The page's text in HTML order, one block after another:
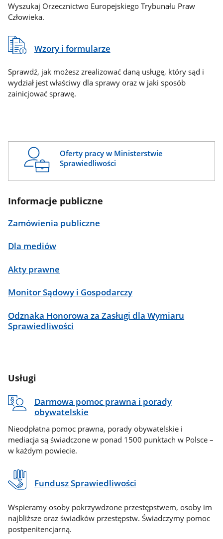
Wyszukaj Orzecznictwo Europejskiego Trybunału Praw
Człowieka.
Wzory i formularze
Sprawdź, jak możesz zrealizować daną usługę, który sąd i
wydział jest właściwy dla sprawy oraz w jaki sposób
zainicjować sprawę.
Oferty pracy w Ministerstwie
Sprawiedliwości
Informacje publiczne
Zamówienia publiczne
Dla mediów
Akty prawne
Monitor Sądowy i Gospodarczy
Odznaka Honorowa za Zasługi dla Wymiaru
Sprawiedliwości
Usługi
Darmowa pomoc prawna i porady
obywatelskie
Nieodpłatna pomoc prawna, porady obywatelskie i
mediacja są świadczone w ponad 1500 punktach w Polsce –
w każdym powiecie.
Fundusz Sprawiedliwości
Wspieramy osoby pokrzywdzone przestępstwem, osoby im
najbliższe oraz świadków przestępstw. Świadczymy pomoc
postpenitencjarną.